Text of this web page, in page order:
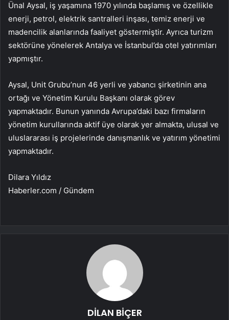
Ünal Aysal, iş yaşamına 1970 yılında başlamış ve özellikle
enerji, petrol, elektrik santralleri inşası, temiz enerji ve
madencilik alanlarında faaliyet göstermiştir. Ayrıca turizm
sektörüne yönelerek Antalya ve İstanbul’da otel yatırımları
yapmıştır.
Aysal, Unit Grubu’nun 46 yerli ve yabancı şirketinin ana
ortağı ve Yönetim Kurulu Başkanı olarak görev
yapmaktadır. Bunun yanında Avrupa’daki bazı firmaların
yönetim kurullarında aktif üye olarak yer almakta, ulusal ve
uluslararası iş projelerinde danışmanlık ve yatırım yönetimi
yapmaktadır.
Dilara Yıldız
Haberler.com / Gündem
DİLAN BİÇER